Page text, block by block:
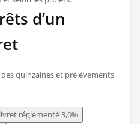
d’un
quinzaines et prélèvements
réglementé 3,0%